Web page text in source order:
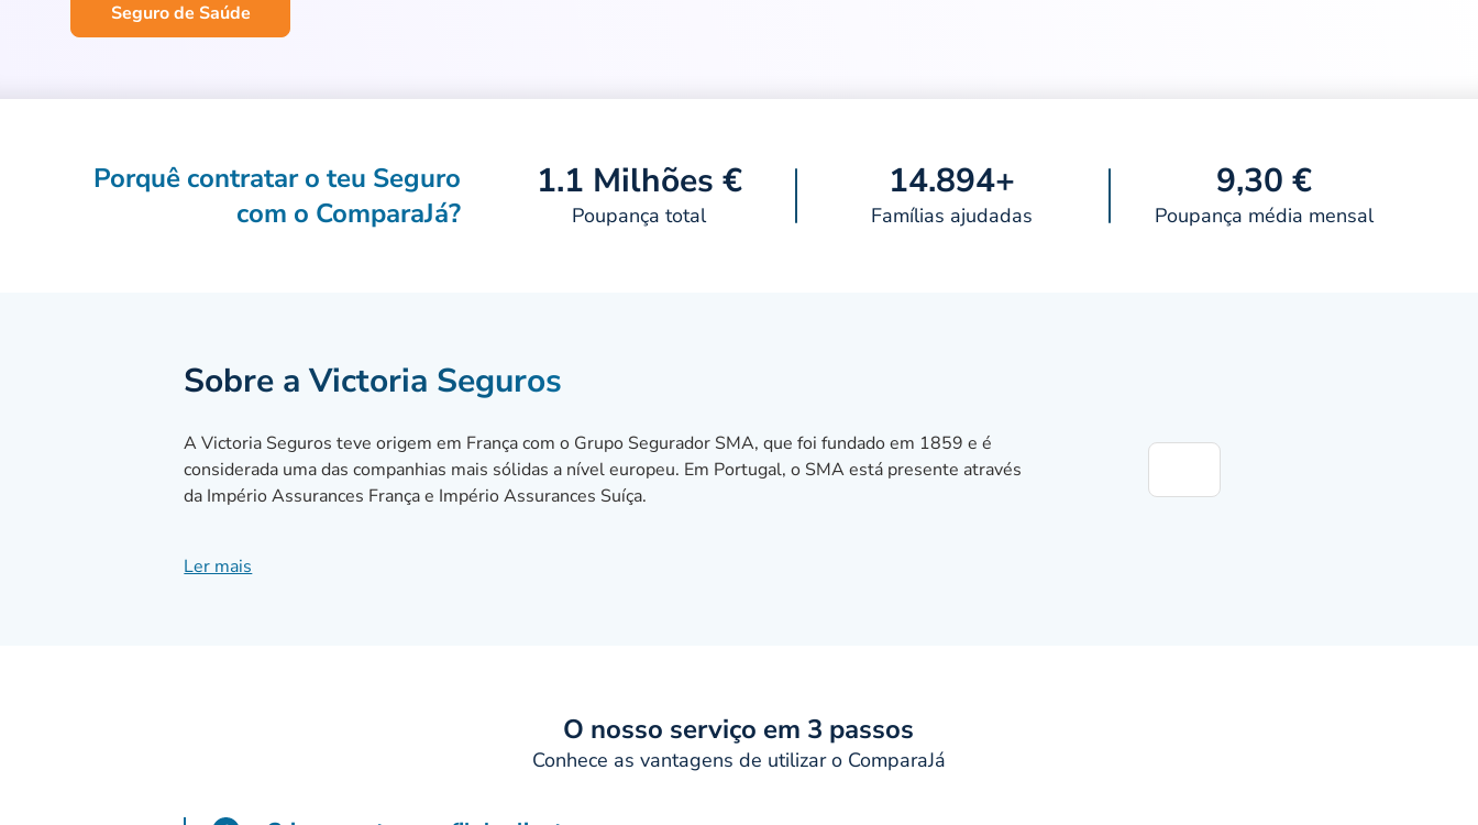
Seguro de Saúde
Porquê contratar o teu Seguro
com o ComparaJá?
1.1 Milhões €
Poupança total
14.894+
Famílias ajudadas
9,30 €
Poupança média mensal
Sobre a Victoria Seguros
A Victoria Seguros teve origem em França com o Grupo Segurador SMA, que foi fundado em 1859 e é
considerada uma das companhias mais sólidas a nível europeu. Em Portugal, o SMA está presente através
da Império Assurances França e Império Assurances Suíça.
excelência na execução, orientação para o cliente, confiança e transparência.
Ler mais
O nosso serviço em 3 passos
Conhece as vantagens de utilizar o ComparaJá